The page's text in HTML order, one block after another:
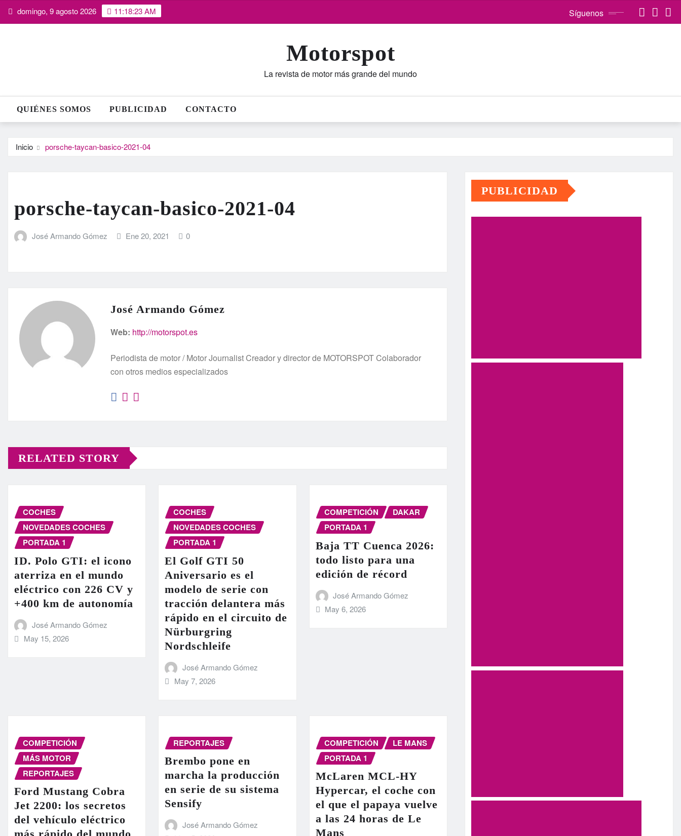
Saltardomingo, 9 agosto 2026 11:18:24 AM Síguenos
Motorspot
La revista de motor más grande del mundo
QUIÉNES SOMOS PUBLICIDAD CONTACTO
Inicio porsche-taycan-basico-2021-04
porsche-taycan-basico-2021-04
José Armando Gómez Ene 20, 2021 0
José Armando Gómez
Web: http://motorspot.es
Periodista de motor / Motor Journalist Creador y director de MOTORSPOT Colaborador
con otros medios especializados
RELATED STORY
COCHES
NOVEDADES COCHES
PORTADA 1
ID. Polo GTI: el icono
aterriza en el mundo
eléctrico con 226 CV y
+400 km de autonomía
José Armando Gómez
May 15, 2026
COCHES
NOVEDADES COCHES
PORTADA 1
El Golf GTI 50
Aniversario es el
modelo de serie con
tracción delantera más
rápido en el circuito de
Nürburgring
Nordschleife
José Armando Gómez
May 7, 2026
COMPETICIÓN
DAKAR
PORTADA 1
Baja TT Cuenca 2026:
todo listo para una
edición de récord
José Armando Gómez
May 6, 2026
COMPETICIÓN
MÁS MOTOR
REPORTAJES
Ford Mustang Cobra
Jet 2200: los secretos
del vehículo eléctrico
REPORTAJES
Brembo pone en
marcha la producción
en serie de su sistema
Sensify
José Armando Gómez
COMPETICIÓN
LE MANS
PORTADA 1
McLaren MCL-HY
Hypercar, el coche con
el que el papaya vuelve
a las 24 horas de Le
Mans
PUBLICIDAD